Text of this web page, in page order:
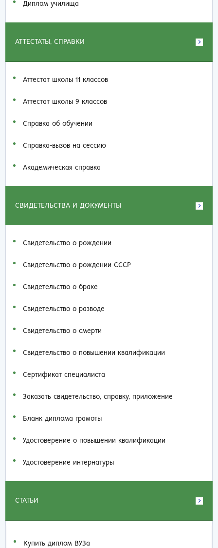
Диплом училища
АТТЕСТАТЫ, СПРАВКИ
Аттестат школы 11 классов
Аттестат школы 9 классов
Справка об обучении
Справка-вызов на сессию
Академическая справка
СВИДЕТЕЛЬСТВА И ДОКУМЕНТЫ
Свидетельство о рождении
Свидетельство о рождении СССР
Свидетельство о браке
Свидетельство о разводе
Свидетельство о смерти
Свидетельство о повышении квалификации
Сертификат специалиста
Заказать cвидетельство, справку, приложение
Бланк диплома грамоты
Удостоверение о повышении квалификации
Удостоверение интернатуры
СТАТЬИ
Купить диплом ВУЗа